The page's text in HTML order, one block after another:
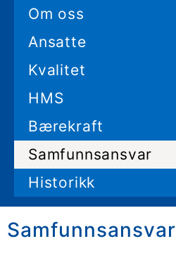
Om oss
Ansatte
Kvalitet
HMS
Bærekraft
Samfunnsansvar
Historikk
Samfunnsansvar